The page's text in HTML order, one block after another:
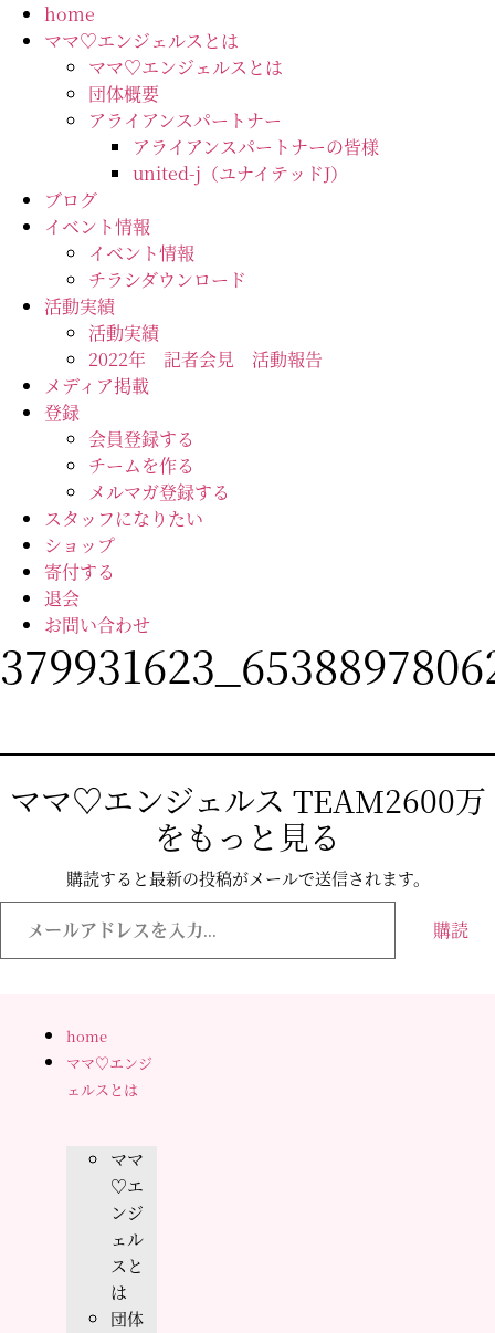
home
ママ♡エンジェルスとは
ママ♡エンジェルスとは
団体概要
アライアンスパートナー
アライアンスパートナーの皆様
united-j（ユナイテッドJ）
ブログ
イベント情報
イベント情報
チラシダウンロード
活動実績
活動実績
2022年 記者会見 活動報告
メディア掲載
登録
会員登録する
チームを作る
メルマガ登録する
スタッフになりたい
ショップ
寄付する
退会
お問い合わせ
ママ♡エンジェルス TEAM2600万
をもっと見る
購読すると最新の投稿がメールで送信されます。
メ
ア
購読
home
ママ♡エンジ
ェルスとは
ママ
♡エ
ンジ
ェル
スと
は
団体